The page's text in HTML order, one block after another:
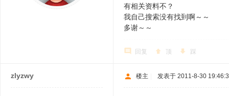
有相关资料不？
我自己搜索没有找到啊～～
多谢～～
回复 顶 踩
zlyzwy 楼主 发表于 2011-8-30